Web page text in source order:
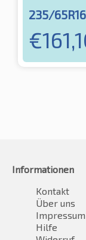
235/
€
Informationen
Kontakt
Über uns
Impressum
Hilfe